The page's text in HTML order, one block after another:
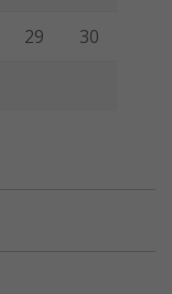
29 30